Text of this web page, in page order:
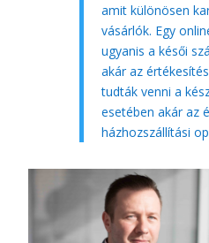
amit különösen
vásárlók. Egy
ugyanis a késői
akár az
tudták venni a
esetében akár az
házhozszállítási